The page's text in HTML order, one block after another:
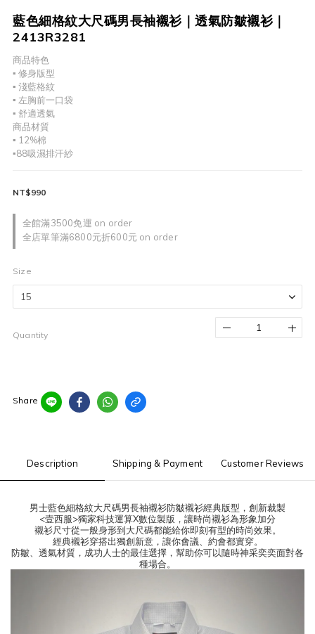
藍色細格紋大尺碼男長袖襯衫｜透氣防皺襯衫｜
2413R3281
商品特色
▪︎ 修身版型
▪︎ 淺藍格紋
▪︎ 左胸前一口袋
▪︎ 舒適透氣
商品材質
▪︎ 12%棉
▪88吸濕排汗紗
全館滿3500免運 on order
全店單筆滿6800元折600元 on order
NT$990
Size
Quantity
Share
Description Shipping & Payment Customer Reviews
男士藍色細格紋大尺碼男長袖襯衫防皺襯衫經典版型，創新裁製
<壹西服>獨家科技運算X數位製版，讓時尚襯衫為形象加分
襯衫尺寸從一般身形到大尺碼都能給你即刻有型的時尚效果。
經典襯衫穿搭出獨創新意，讓你會議、約會都實穿。
防皺、透氣材質，成功人士的最佳選擇，幫助你可以隨時神采奕奕面對各
種場合。